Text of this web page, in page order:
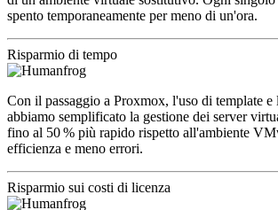
spento temporaneamente per meno di un'ora.
Risparmio di tempo
Con il passaggio a Proxmox, l'uso di template e
abbiamo semplificato la gestione dei server
fino al 50 % più rapido rispetto all'ambiente
efficienza e meno errori.
Risparmio sui costi di licenza